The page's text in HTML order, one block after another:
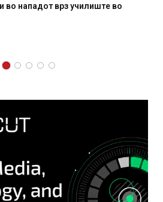
во нападот врз училиште во